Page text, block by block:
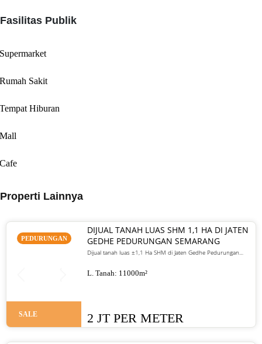
Fasilitas Publik
Supermarket
Rumah Sakit
Tempat Hiburan
Mall
Cafe
Properti Lainnya
PEDURUNGAN
SALE
DIJUAL TANAH LUAS SHM 1,1 HA DI JATEN
GEDHE PEDURUNGAN SEMARANG
Dijual tanah luas ±1,1 Ha SHM di Jaten Gedhe Pedurungan
Harga 2 juta/meter nego
L. Tanah: 11000m²
2 JT PER METER